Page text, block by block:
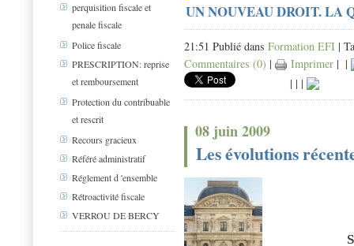
perquisition fiscale et
penale fiscale
Police fiscale
PRESCRIPTION: reprise
et remboursement
Protection du contribuable
et rescrit
Recours gracieux
Référé administratif
Réglement d 'ensemble
Rétroactivité fiscale
VERROU DE BERCY
UN NOUVEAU DROIT. LA
21:51 Publié dans Formation EFI |
Commentaires (0) | Imprimer | |
| | |
08 juin 2009
Les évolutions